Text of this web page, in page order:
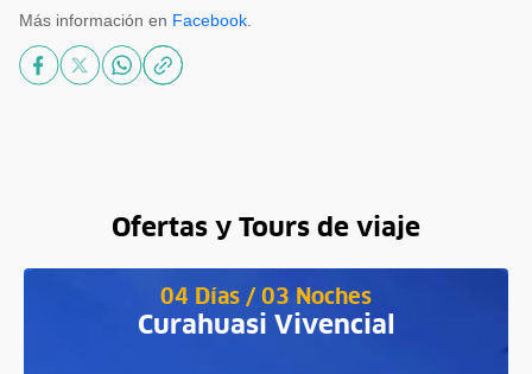
Más información en Facebook
Ofertas y Tours de viaje
04 Días / 03 Noches
Curahuasi Vivencial